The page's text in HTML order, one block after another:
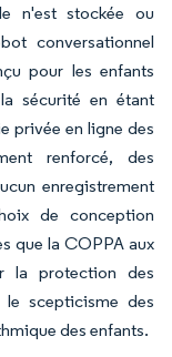
n'est stockée ou
conversationnel
pour les enfants
sécurité en étant
privée en ligne des
renforcé, des
enregistrement
de conception
que la COPPA aux
la protection des
scepticisme des
des enfants.